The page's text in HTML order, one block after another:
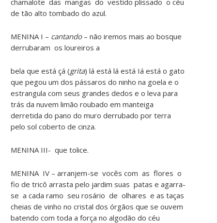
de tão alto tombado do azul.
MENINA I – cantando– não iremos mais ao bosque
derrubaram os loureiros a
bela que está çá (grita) lá está lá está Iá está o gato
que pegou um dos pássaros do ninho na goela e o
estrangula com seus grandes dedos e o leva para
trás da nuvem limão roubado em manteiga
derretida do pano do muro derrubado por terra
pelo sol coberto de cinza.
MENINA III- que tolice.
MENINA IV – arranjem-se vocês com as flores o
fio de tricô arrasta pelo jardim suas patas e agarra-
se a cada ramo seu rosário de olhares e as taças
cheias de vinho no cristal dos órgãos que se ouvem
batendo com toda a força no algodão do céu